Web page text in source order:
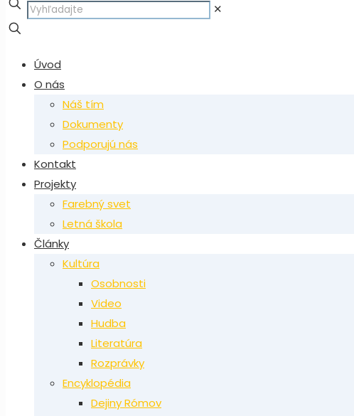
✕
Úvod
O nás
Náš tím
Dokumenty
Podporujú nás
Kontakt
Projekty
Farebný svet
Letná škola
Články
Kultúra
Osobnosti
Video
Hudba
Literatúra
Rozprávky
Encyklopédia
Dejiny Rómov